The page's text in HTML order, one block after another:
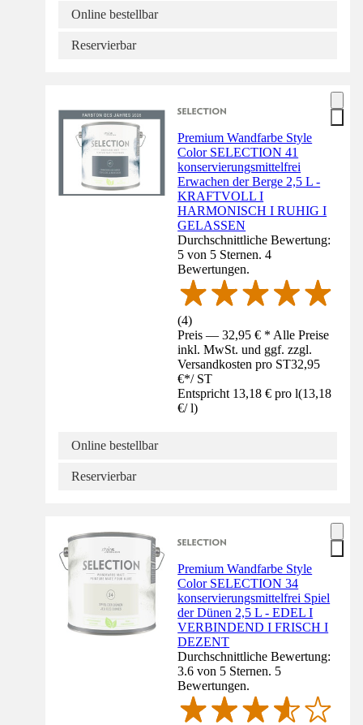
Online bestellbar
Reservierbar
Premium Wandfarbe Style
Color SELECTION 41
konservierungsmittelfrei
Erwachen der Berge 2,5 L -
KRAFTVOLL I
HARMONISCH I RUHIG I
GELASSEN
Durchschnittliche Bewertung:
5 von 5 Sternen. 4
Bewertungen.
(4)
Preis — 32,95 € * Alle Preise
inkl. MwSt. und ggf. zzgl.
Versandkosten pro ST32,95
€*/ ST
Entspricht 13,18 € pro l(13,18
€/ l)
Online bestellbar
Reservierbar
Premium Wandfarbe Style
Color SELECTION 34
konservierungsmittelfrei Spiel
der Dünen 2,5 L - EDEL I
VERBINDEND I FRISCH I
DEZENT
Durchschnittliche Bewertung:
3.6 von 5 Sternen. 5
Bewertungen.